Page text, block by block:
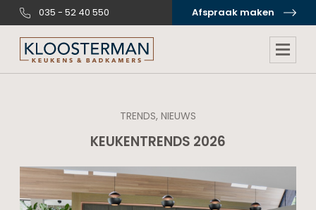
035 - 52 40 550 Afspraak maken
TRENDS, NIEUWS
KEUKENTRENDS 2026